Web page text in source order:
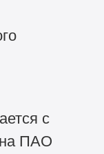
с
на ПАО